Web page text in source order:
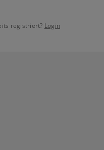
registriert? Login